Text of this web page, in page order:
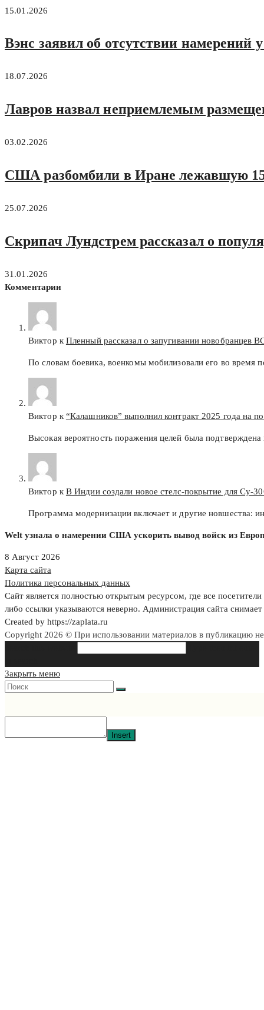
15.01.2026
Вэнс заявил об отсутствии
18.07.2026
Лавров назвал неприемлемым
03.02.2026
США разбомбили в Иране лежавшую 15
25.07.2026
Скрипач Лундстрем рассказал о
31.01.2026
Комментарии
Виктор к Пленный рассказал о запугивании новобранцев
По словам боевика, военкомы мобилизовали его во время
Виктор к “Калашников” выполнил контракт 2025 года на
Высокая вероятность поражения целей была
Виктор к В Индии создали новое стелс-покрытие для Су-
Программа модернизации включает и другие новшества:
Welt узнала о намерении США ускорить вывод войск из
8 Август 2026
Карта сайта
Политика персональных данных
Сайт является полностью открытым ресурсом, где все
либо ссылки указываются неверно. Администрация сайта
Created by https://zaplata.ru
Copyright 2026 © При использовании материалов в публикацию
Закрыть меню
Insert